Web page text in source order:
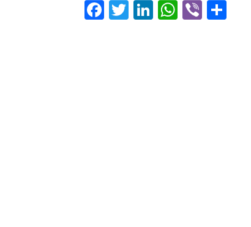
Facebook
Twitter
LinkedIn
Viber